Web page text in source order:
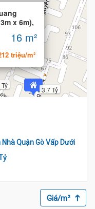
3.7 Tỷ
x 6m),
16 m²
triệu/m²
Nhà Quận Gò Vấp Dưới
Giá/m²